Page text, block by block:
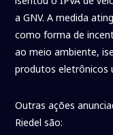
a GNV. A medida
como forma de
ao meio ambiente,
produtos eletrônicos
Outras ações
Riedel são: